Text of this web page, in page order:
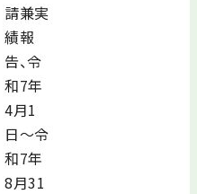
請兼実
績報
告、令
和7年
4月1
日～令
和7年
8月31